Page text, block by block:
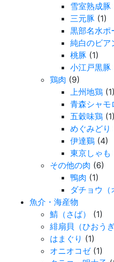
雪室熟成豚
三元豚 (1)
黒部名水ポ
純白のビア
桃豚 (1)
小江戸黒豚
鶏肉 (9)
上州地鶏 (1)
青森シャモ
五穀味鶏 (1)
めぐみどり
伊達鷄 (4)
東京しゃも
その他の肉 (6)
鴨肉 (1)
ダチョウ（
魚介・海産物
鯖（さば）
(1)
緋扇貝（ひおうぎ
はまぐり (1)
オニオコゼ(1)